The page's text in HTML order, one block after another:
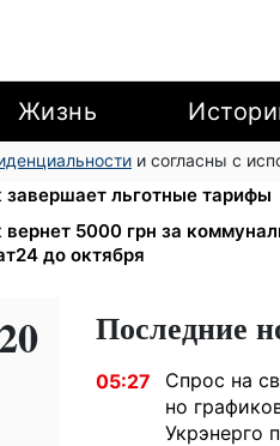
Жизнь
и согласны с
переводы подорожают
завершает льготные тарифы
вернет 5000 грн за
до октября
Последние
05:27
Спрос на
но
Укрэнерго